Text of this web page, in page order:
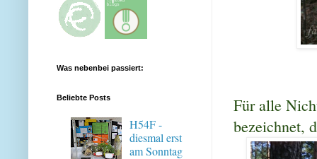
Für alle
bezeichnet,
Was nebenbei passiert:
Beliebte Posts
H54F -
diesmal erst
am Sonntag